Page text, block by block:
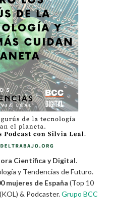
Científica y Digital.
y Tendencias de Futuro.
mujeres de España (Top 10
& Podcaster.Grupo BCC